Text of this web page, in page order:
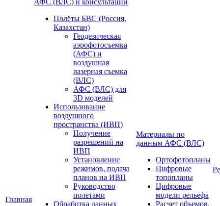
Главная
АФС (ВЛС) и консультации
Полёты БВС (Россия,
Казахстан)
Геодезическая
аэрофотосъемка
(АФС) и
воздушная
лазерная съемка
(ВЛС)
АФС (ВЛС) для
3D моделей
Использование
воздушного
пространства (ИВП)
Получение
разрешений на
ИВП
Установление
режимов, подача
планов на ИВП
Руководство
полетами
Обработка данных
Материалы по
данным АФС (ВЛС)
Ортофотопланы
Цифровые
топопланы
Цифровые
модели рельефа
Расчет объемов,